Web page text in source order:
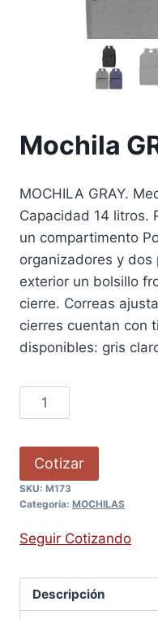
Mochila
MOCHILA GRAY.
Capacidad 14 litros.
un compartimento
organizadores y
exterior un bolsillo
cierre. Correas
cierres cuentan con
disponibles: gris
Cotizar
SKU: M173
Categoría: MOCHILAS
Seguir Cotizando
Descripción